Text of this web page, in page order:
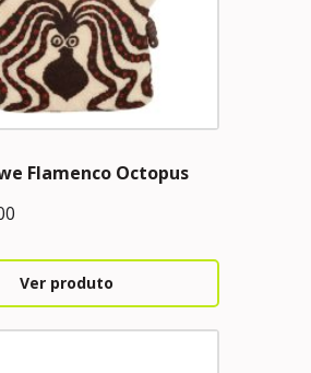
Flamenco Octopus
Ver produto